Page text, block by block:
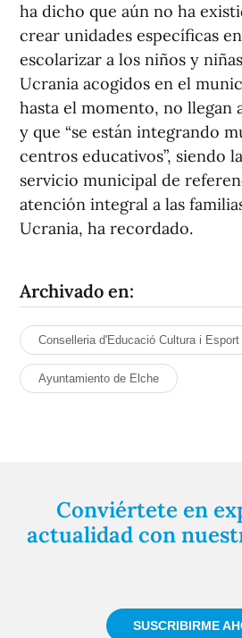
ha dicho que aún no ha
crear unidades específicas
escolarizar a los niños y
Ucrania acogidos en el
hasta el momento, no llegan
y que “se están integrando
centros educativos”, siendo
servicio municipal de
atención integral a las
Ucrania, ha recordado.
Archivado en:
Conselleria d'Educació Cultura i Esport
Ayuntamiento de Elche
Conviértete en
actualidad con
SUSCRIBIRME